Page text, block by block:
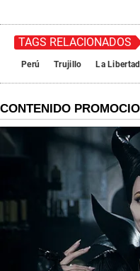
TAGS RELACIONADOS
Perú Trujillo La Libertad